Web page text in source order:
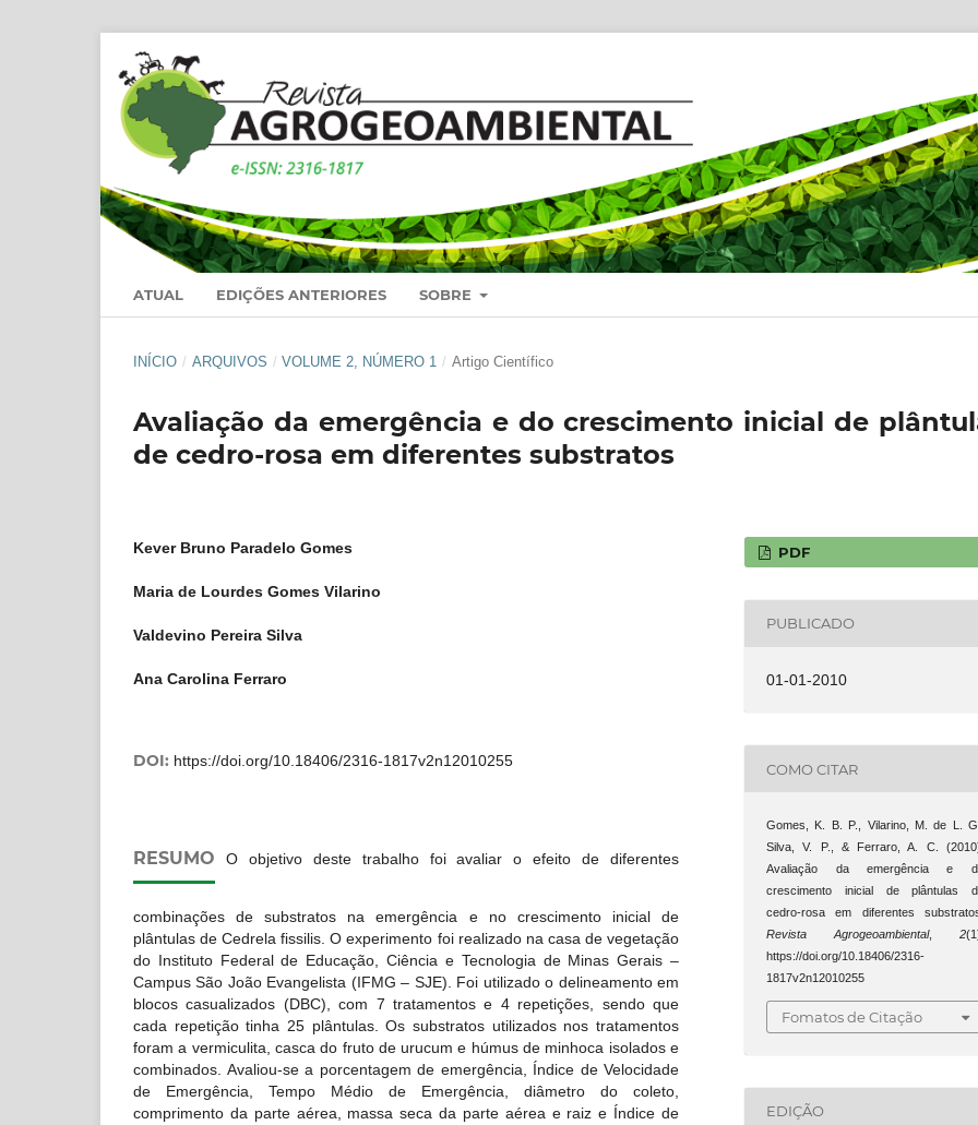
ATUAL EDIÇÕES ANTERIORES SOBRE
INÍCIO / ARQUIVOS / VOLUME 2, NÚMERO 1 / Artigo Científico
Avaliação da emergência e do crescimento inicial de
de cedro-rosa em diferentes substratos
Kever Bruno Paradelo Gomes
Maria de Lourdes Gomes Vilarino
Valdevino Pereira Silva
Ana Carolina Ferraro
DOI: https://doi.org/10.18406/2316-1817v2n12010255
RESUMO O objetivo deste trabalho foi avaliar o efeito de diferentes
combinações de substratos na emergência e no crescimento inicial de
plântulas de Cedrela fissilis. O experimento foi realizado na casa de vegetação
do Instituto Federal de Educação, Ciência e Tecnologia de Minas Gerais –
Campus São João Evangelista (IFMG – SJE). Foi utilizado o delineamento em
blocos casualizados (DBC), com 7 tratamentos e 4 repetições, sendo que
cada repetição tinha 25 plântulas. Os substratos utilizados nos tratamentos
foram a vermiculita, casca do fruto de urucum e húmus de minhoca isolados e
combinados. Avaliou-se a porcentagem de emergência, Índice de Velocidade
de Emergência, Tempo Médio de Emergência, diâmetro do coleto,
comprimento da parte aérea, massa seca da parte aérea e raiz e Índice de
PDF
PUBLICADO
01-01-2010
COMO CITAR
Gomes, K. B. P., Vilarino, M. de L. G.,
Silva, V. P., & Ferraro, A. C.
Avaliação da emergência e
crescimento inicial de plântulas
cedro-rosa em diferentes
Revista Agrogeoambiental, 2
https://doi.org/10.18406/2316-
1817v2n12010255
Fomatos de Citação
EDIÇÃO